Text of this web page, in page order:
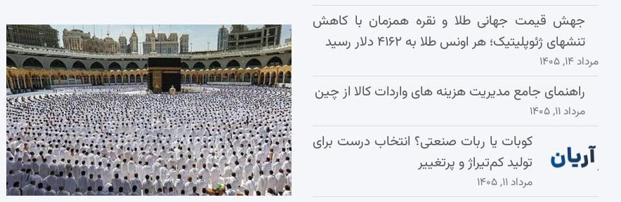
جهش قیمت جهانی طلا و نقره همزمان با کاهش
تنشهای ژئوپلیتیک؛ هر اونس طلا به ۴۱۶۲ دلار رسید
مرداد ۱۴, ۱۴۰۵
راهنمای جامع مدیریت هزینه‌ های واردات کالا از چین
مرداد ۱۱, ۱۴۰۵
کوبات یا ربات صنعتی؟ انتخاب درست برای
تولید کم‌تیراژ و پرتغییر
مرداد ۱۱, ۱۴۰۵